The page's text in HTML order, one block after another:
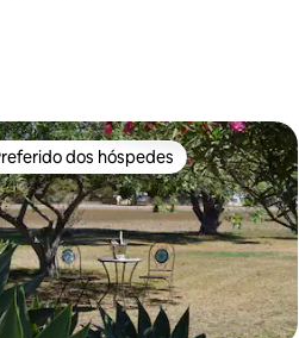
os melhores preferidos dos hóspedes
dos hóspedes